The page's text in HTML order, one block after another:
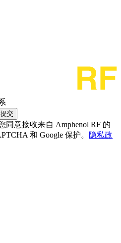
提交
同意接收来自 Amphenol RF 的
和 Google 保护。
隐私政